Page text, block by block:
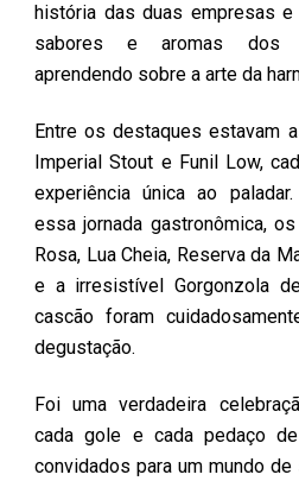
história das duas empresas
sabores e aromas dos
aprendendo sobre a arte da
Entre os destaques estavam
Imperial Stout e Funil Low,
experiência única ao
essa jornada gastronômica,
Rosa, Lua Cheia, Reserva da
e a irresistível Gorgonzola
cascão foram
degustação.
Foi uma verdadeira
cada gole e cada pedaço
convidados para um mundo